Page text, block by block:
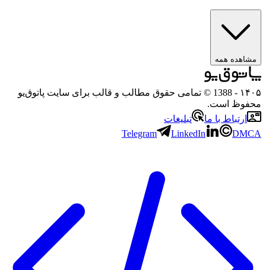
مشاهده همه
۱۴۰۵
- 1388 © تمامی حقوق مطالب و قالب برای سایت پاتوق‌یو
محفوظ است.
ارتباط با ما
تبلیغات
Telegram
LinkedIn DMCA